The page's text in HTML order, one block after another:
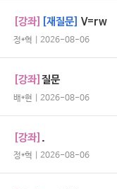
[강좌] [재질문] V=rw
정*혁 | 2026-08-06
[강좌]질문
배*현 | 2026-08-06
[강좌] .
정*혁 | 2026-08-06